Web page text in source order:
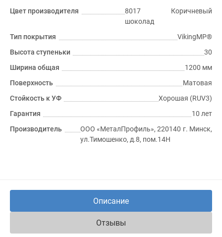
Цвет производителя
8017 Коричневый
шоколад
Тип покрытия
VikingMP®
Высота ступеньки
30
Ширина общая
1200 мм
Поверхность
Матовая
Стойкость к УФ
Хорошая (RUV3)
Гарантия
10 лет
Производитель
ООО «МеталПрофиль», 220140 г. Минск,
ул.Тимошенко, д.8, пом.14Н
Описание
Отзывы